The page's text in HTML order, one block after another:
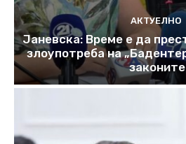
АКТУЕЛНО
Јаневска: Време е да
злоупотреба на
законите